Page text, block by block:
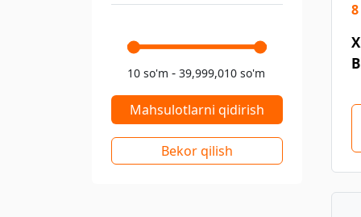
10 so'm - 39,999,010 so'm
Mahsulotlarni qidirish
Bekor qilish